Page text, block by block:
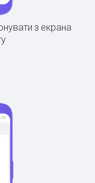
з екрана